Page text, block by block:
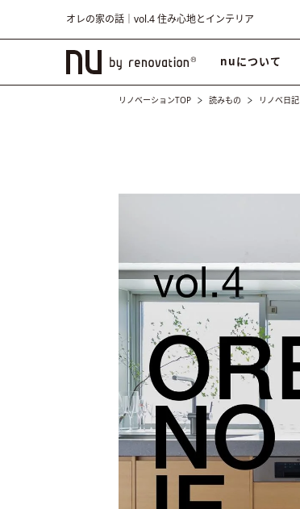
オレの家の話｜vol.4 住み心地とインテリア
nuについて
リノベーションTOP 読みもの リノベ日記